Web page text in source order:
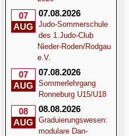
07
AUG
07.08.2026
Judo-Sommerschule
des 1.Judo-Club
Nieder-Roden/Rodgau
e.V.
07
AUG
07.08.2026
Sommerlehrgang
Ronneburg U15/U18
08
AUG
08.08.2026
Graduierungswesen:
modulare Dan-